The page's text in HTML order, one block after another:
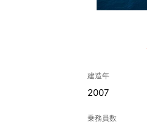
建造年
2007
乗務員数